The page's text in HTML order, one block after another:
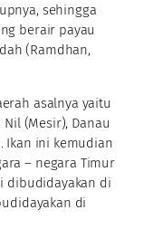
sehingga
berair payau
(Ramdhan,
asalnya yaitu
(Mesir), Danau
Ikan ini kemudian
– negara Timur
dibudidayakan di
di